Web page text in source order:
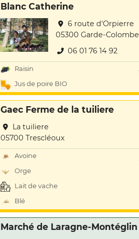
Blanc Catherine
6 route d'Orpierre
05300 Garde-Colombe
06 01 76 14 92
Raisin
Jus de poire BIO
Gaec Ferme de la tuiliere
La tuiliere
05700 Trescléoux
Avoine
Orge
Lait de vache
Blé
Marché de Laragne-Montéglin